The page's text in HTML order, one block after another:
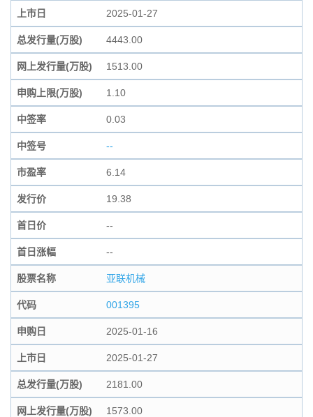
上市日 2025-01-27
总发行量(万股) 4443.00
网上发行量(万股) 1513.00
申购上限(万股) 1.10
中签率 0.03
中签号 --
市盈率 6.14
发行价 19.38
首日价 --
首日涨幅 --
股票名称 亚联机械
代码 001395
申购日 2025-01-16
上市日 2025-01-27
总发行量(万股) 2181.00
网上发行量(万股) 1573.00